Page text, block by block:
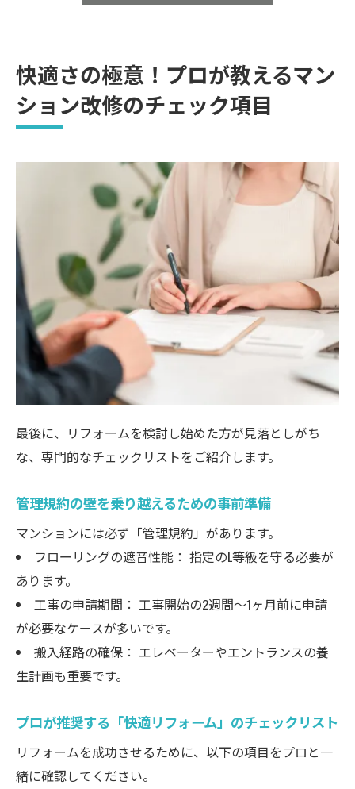
快適さの極意！プロが教えるマン
ション改修のチェック項目
最後に、リフォームを検討し始めた方が見落としがち
な、専門的なチェックリストをご紹介します。
管理規約の壁を乗り越えるための事前準備
マンションには必ず「管理規約」があります。
フローリングの遮音性能： 指定のL等級を守る必要が
あります。
工事の申請期間： 工事開始の2週間〜1ヶ月前に申請
が必要なケースが多いです。
搬入経路の確保： エレベーターやエントランスの養
生計画も重要です。
プロが推奨する「快適リフォーム」のチェックリスト
リフォームを成功させるために、以下の項目をプロと一
緒に確認してください。